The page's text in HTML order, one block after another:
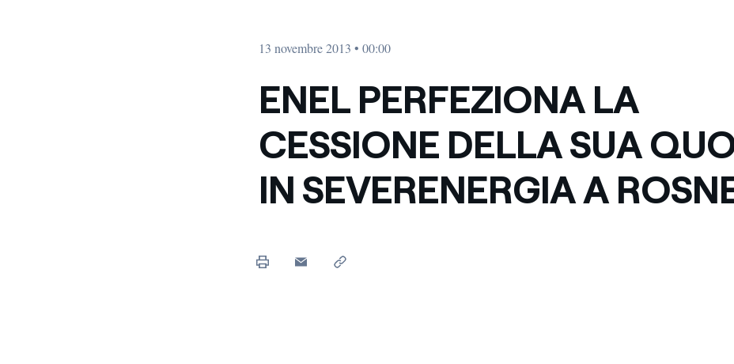
13 novembre 2013 • 00:00
ENEL PERFEZIONA LA
CESSIONE DELLA SUA
IN SEVERENERGIA A